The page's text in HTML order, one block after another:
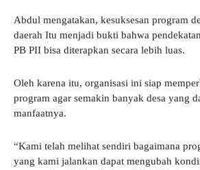
Abdul mengatakan, kesuksesan program
daerah Itu menjadi bukti bahwa
PB PII bisa diterapkan secara lebih luas.
Oleh karena itu, organisasi ini siap
program agar semakin banyak desa yang
manfaatnya.
“Kami telah melihat sendiri bagaimana
yang kami jalankan dapat mengubah